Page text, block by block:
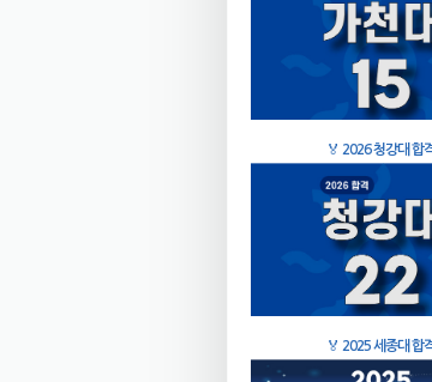
🏅 2026 청강대 합
🏅 2025 세종대 합